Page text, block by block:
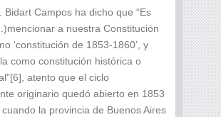
Bidart Campos ha dicho que “Es
a nuestra Constitución
‘constitución de 1853-1860’, y
como constitución histórica o
atento que el ciclo
originario quedó abierto en 1853
la provincia de Buenos Aires